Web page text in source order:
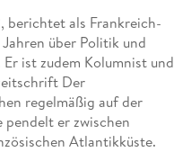
berichtet als Frankreich-
über Politik und
ist zudem Kolumnist und
Der
regelmäßig auf der
er zwischen
Atlantikküste.